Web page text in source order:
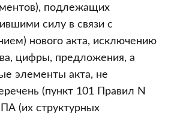
подлежащих
силу в связи с
нового акта, исключению
цифры, предложения, а
элементы акта, не
(пункт 101 Правил N
(их структурных